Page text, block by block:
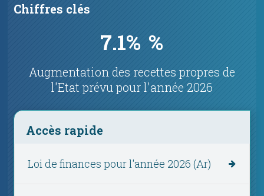
Chiffres clés
7.1%%
Augmentation des recettes propres de
l'Etat prévu pour l'année 2026
Accès rapide
Loi de finances pour l'année 2026 (Ar)